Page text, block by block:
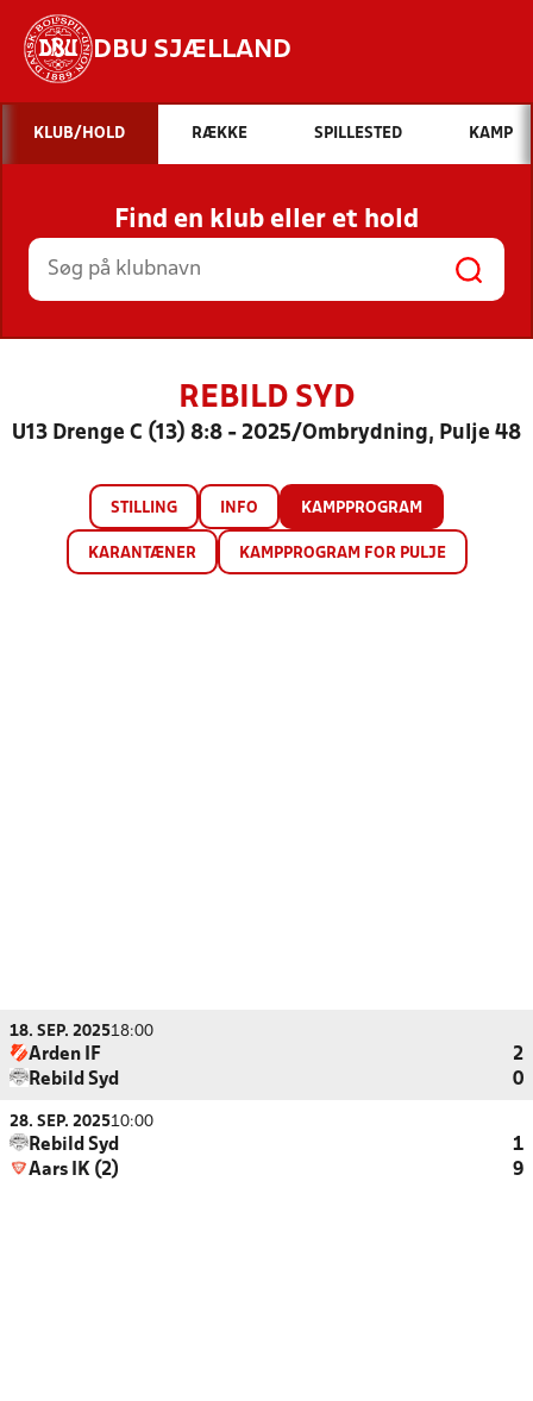
DBU SJÆLLAND
Hvad vil du søge efter?
INDHOLD OG NYHEDER
STILLINGER, RESULTATER, KLUBBER OG
HOLD
KLUB/HOLD RÆKKE SPILLESTED KAMP
Find en klub eller et hold
REBILD SYD
U13 Drenge C (13) 8:8 - 2025/Ombrydning, Pulje 48
STILLING INFO KAMPPROGRAM
KARANTÆNER KAMPPROGRAM FOR PULJE
18. SEP. 202518:00
Arden IF
2
Rebild Syd
0
28. SEP. 202510:00
Rebild Syd
1
Aars IK (2)
9